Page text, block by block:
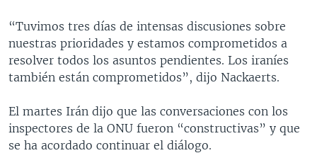
PANORAMA
ESTADOS UNIDOS AL DÍA
EL MUNDO AL DÍA [RADIO]
FORO [RADIO]
DEPORTIVO INTERNACIONAL
NOTA ECONÓMICA
“Tuvimos tres días de intensas discusiones sobre
nuestras prioridades y estamos comprometidos a
resolver todos los asuntos pendientes. Los iraníes
también están comprometidos”, dijo Nackaerts.
El martes Irán dijo que las conversaciones con los
inspectores de la ONU fueron “constructivas” y que
se ha acordado continuar el diálogo.